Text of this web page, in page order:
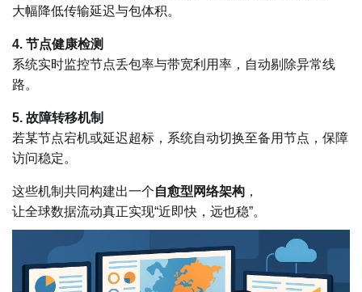
大幅降低传输延迟与包体积。
4. 节点健康检测
系统实时监控节点丢包率与带宽利用率，自动剔除异常线
路。
5. 故障转移机制
若某节点宕机或延迟超标，系统自动切换至备用节点，保障
访问稳定。
这些机制共同构建出一个自愈型网络架构 ，
让全球数据流动真正实现“近即快，远也稳”。